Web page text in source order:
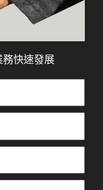
務快速發展